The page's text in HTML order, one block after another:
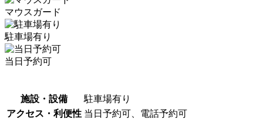
マウスガード
駐車場有り
当日予約可
施設・設備
駐車場有り
アクセス・利便性 当日予約可、電話予約可